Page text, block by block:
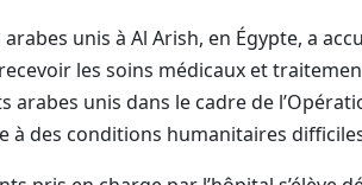
arabes unis à Al Arish, en Égypte, a
les soins médicaux et
unis dans le cadre de
à des conditions humanitaires